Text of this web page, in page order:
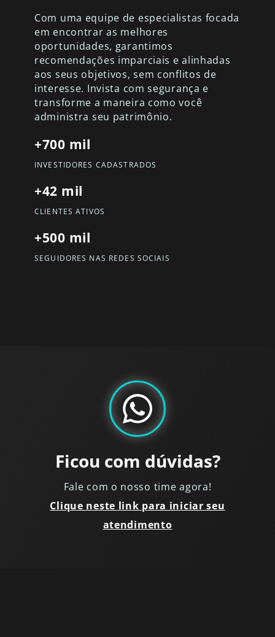
Com uma equipe de especialistas focada
em encontrar as melhores
oportunidades, garantimos
recomendações imparciais e alinhadas
aos seus objetivos, sem conflitos de
interesse. Invista com segurança e
transforme a maneira como você
administra seu patrimônio.
+700 mil
INVESTIDORES CADASTRADOS
+42 mil
CLIENTES ATIVOS
+500 mil
SEGUIDORES NAS REDES SOCIAIS
Ficou com dúvidas?
Fale com o nosso time agora!
Clique neste link para iniciar seu
atendimento